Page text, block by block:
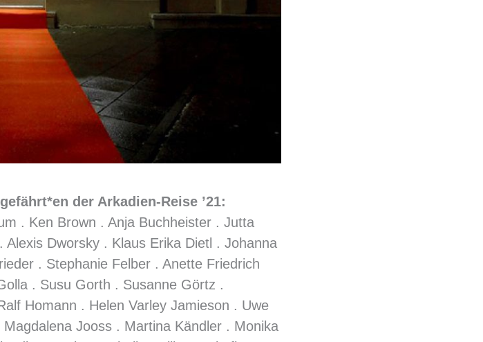
der Arkadien-Reise ’21:
. Ken Brown . Anja Buchheister . Jutta
Dworsky . Klaus Erika Dietl . Johanna
. Stephanie Felber . Anette Friedrich
. Susu Gorth . Susanne Görtz .
Homann . Helen Varley Jamieson . Uwe
Jooss . Martina Kändler . Monika